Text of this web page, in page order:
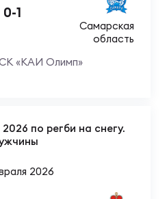
0-1
Самарская
область
«КАИ Олимп»
по регби на снегу.
2026